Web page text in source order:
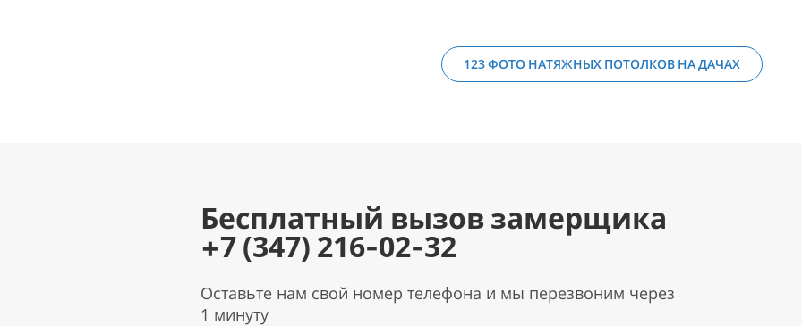
123 ФОТО НАТЯЖНЫХ ПОТОЛКОВ НА ДАЧАХ
Бесплатный вызов замерщика
+7 (347) 216-02-32
Оставьте нам свой номер телефона и мы перезвоним через
1 минуту